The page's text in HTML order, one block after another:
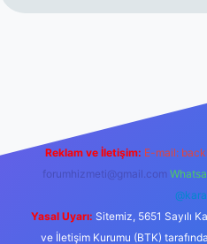
Reklam ve İletişim: E-mail:
forumhizmeti@gmail.com
Yasal Uyarı: Sitemiz, 5651 Sayılı
ve İletişim Kurumu (BTK)